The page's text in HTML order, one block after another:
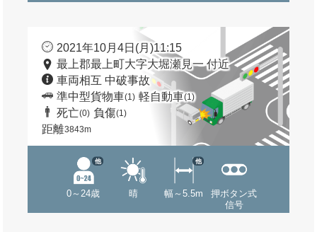
2021年10月4日(月)11:15
最上郡最上町大字大堀瀬見一 付近
車両相互 中破事故
準中型貨物車(1) 軽自動車(1)
死亡(0) 負傷(1)
距離3843m
0～24歳
他
晴 幅～5.5m
他
押ボタン式
信号